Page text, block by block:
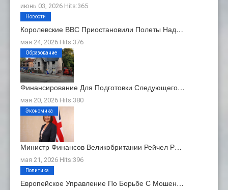
июнь 03, 2026 Hits:365
Королевские ВВС Приостановили Полеты Над…
мая 24, 2026 Hits:376
Новости
Финансирование Для Подготовки Следующего…
мая 20, 2026 Hits:380
Образование
Министр Финансов Великобритании Рейчел Р…
мая 21, 2026 Hits:396
Экономика
Европейское Управление По Борьбе С Мошен…
Политика